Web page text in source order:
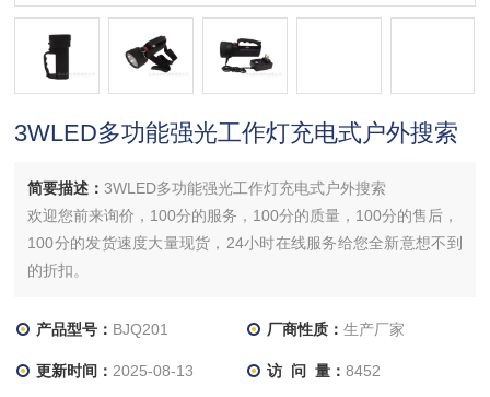
3WLED多功能强光工作灯充电式户外搜索
简要描述：3WLED多功能强光工作灯充电式户外搜索
欢迎您前来询价，100分的服务，100分的质量，100分的售后，
100分的发货速度大量现货，24小时在线服务给您全新意想不到
的折扣。
产品型号： BJQ201 厂商性质： 生产厂家
更新时间： 2025-08-13 访 问 量： 8452